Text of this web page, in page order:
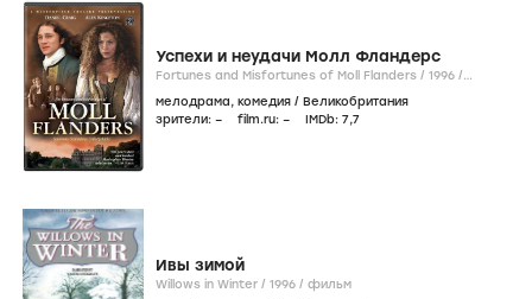
Успехи и неудачи Молл Фландерс
Fortunes and Misfortunes of Moll Flanders / 1996 /
мелодрама, комедия / Великобритания
зрители: – film.ru: – IMDb: 7,7
Ивы зимой
Willows in Winter / 1996 / фильм